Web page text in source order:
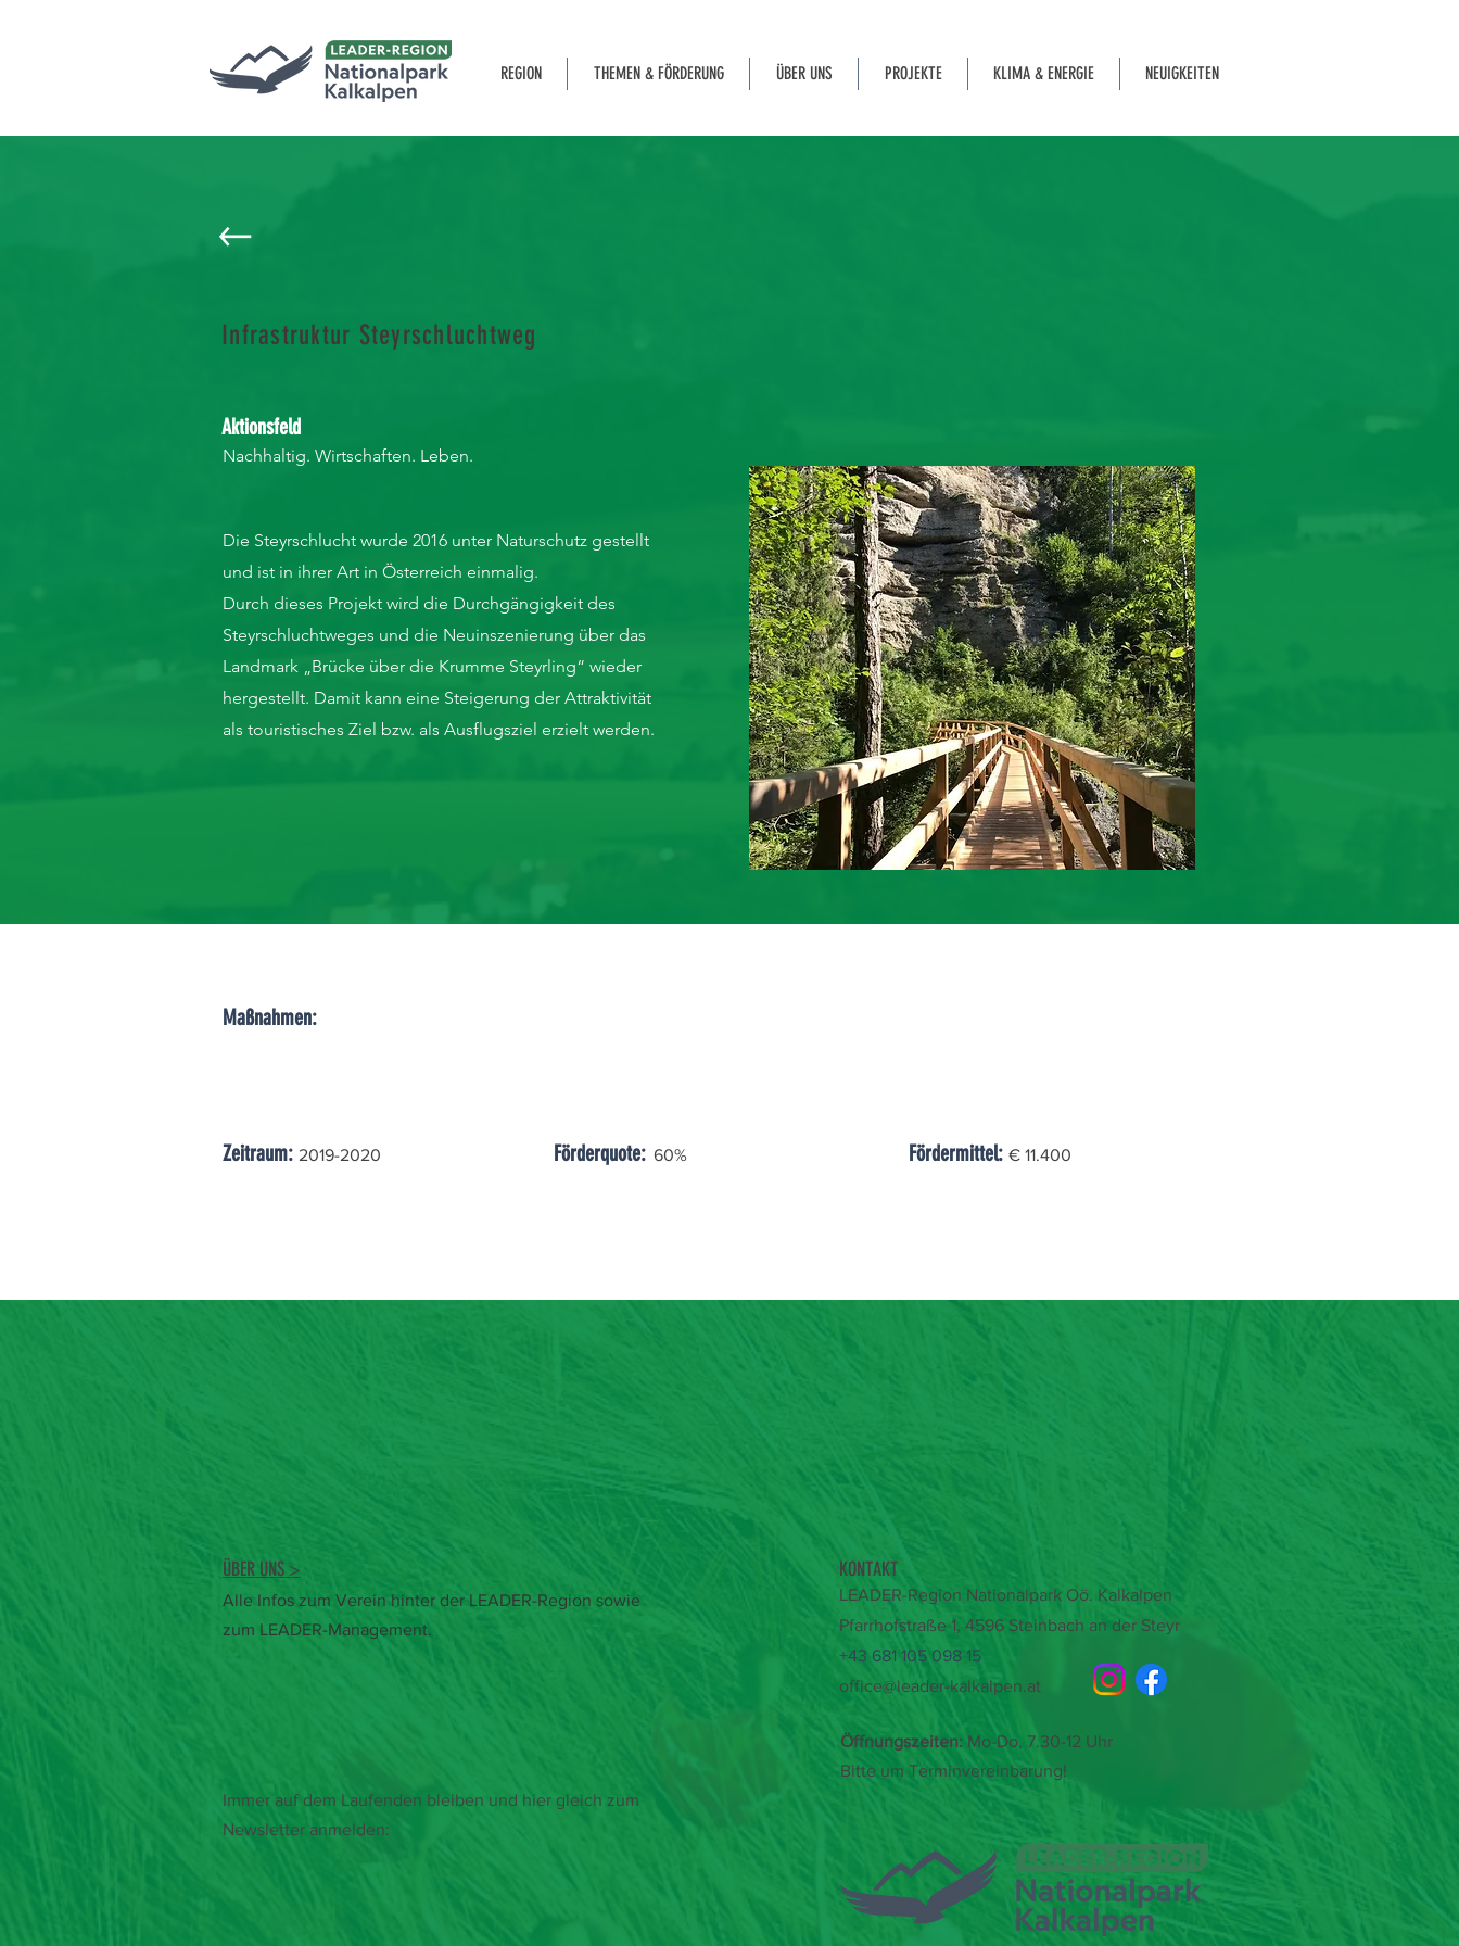
REGION THEMEN & FÖRDERUNG ÜBER UNS PROJEKTE KLIMA & ENERGIE NEUIGKEITEN
Infrastruktur Steyrschluchtweg
Aktionsfeld
Nachhaltig. Wirtschaften. Leben.
Die Steyrschlucht wurde 2016 unter Naturschutz gestellt
und ist in ihrer Art in Österreich einmalig.
Durch dieses Projekt wird die Durchgängigkeit des
Steyrschluchtweges und die Neuinszenierung über das
Landmark „Brücke über die Krumme Steyrling“ wieder
hergestellt. Damit kann eine Steigerung der Attraktivität
als touristisches Ziel bzw. als Ausflugsziel erzielt werden.
Maßnahmen:
Zeitraum: 2019-2020 Förderquote: 60% Fördermittel: € 11.400
ÜBER UNS >
Alle Infos zum Verein hinter der LEADER-Region sowie
zum LEADER-Management.
LEADER-Region Nationalpark Oö. Kalkalpen
Pfarrhofstraße 1, 4596 Steinbach an der Steyr
+43 681 105 098 15
office@leader-kalkalpen.at
KONTAKT
Öffnungszeiten: Mo-Do, 7.30-12 Uhr
Bitte um Terminvereinbarung!
Immer auf dem Laufenden bleiben und hier gleich zum
Newsletter anmelden: